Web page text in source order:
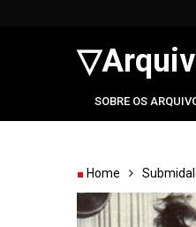
SOBRE OS
Home